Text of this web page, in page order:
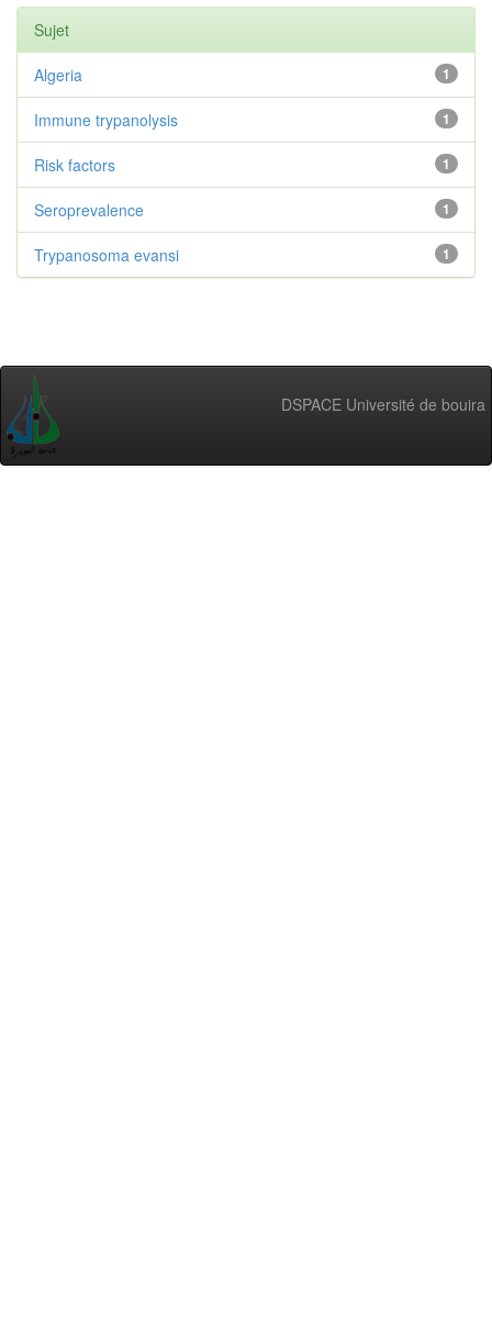
Sujet
1
Algeria
1
Immune trypanolysis
1
Risk factors
1
Seroprevalence
1
Trypanosoma evansi
DSPACE Université de bouira